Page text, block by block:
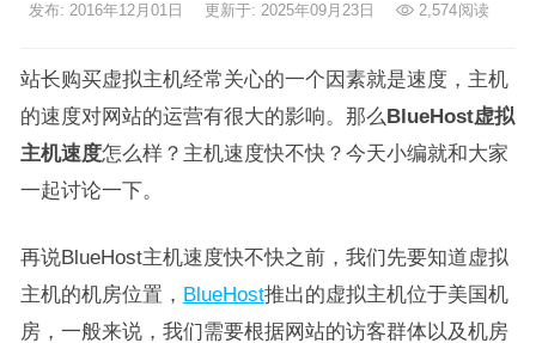
发布: 2016年12月01日 更新于: 2025年09月23日 2,574阅读
站长购买虚拟主机经常关心的一个因素就是速度，主机
的速度对网站的运营有很大的影响。那么BlueHost虚拟
主机速度怎么样？主机速度快不快？今天小编就和大家
一起讨论一下。
再说BlueHost主机速度快不快之前，我们先要知道虚拟
主机的机房位置， BlueHost推出的虚拟主机位于美国机
房，一般来说，我们需要根据网站的访客群体以及机房